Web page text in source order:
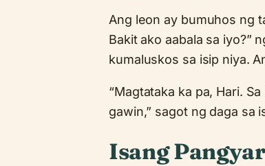
Ang leon ay bumuhos ng
Bakit ako aabala sa iyo?”
kumaluskos sa isip niya.
“Magtataka ka pa, Hari.
gawin,” sagot ng daga sa
Isang